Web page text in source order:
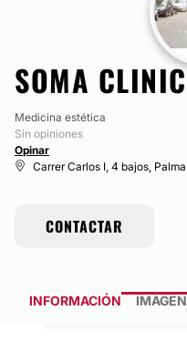
SOMA CLINIC
Medicina estética
Sin opiniones
Opinar
Carrer Carlos I, 4 bajos,
CONTACTAR
INFORMACIÓN